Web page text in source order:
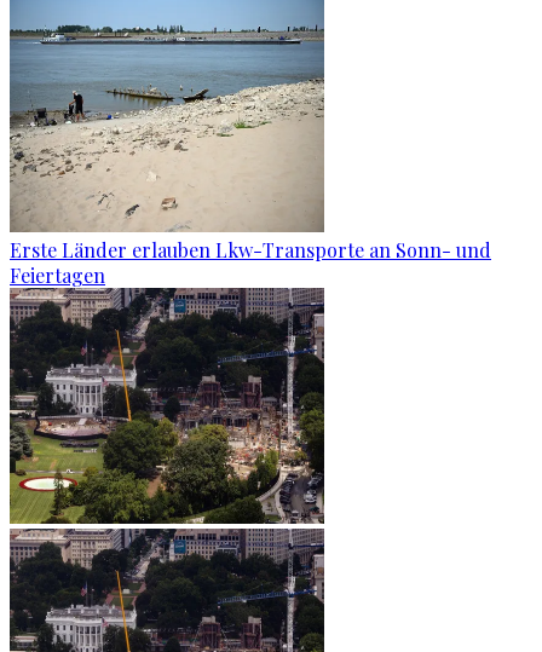
Erste Länder erlauben Lkw-Transporte an Sonn- und
Feiertagen